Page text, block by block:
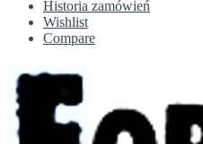
Historia zamówień
Wishlist
Compare